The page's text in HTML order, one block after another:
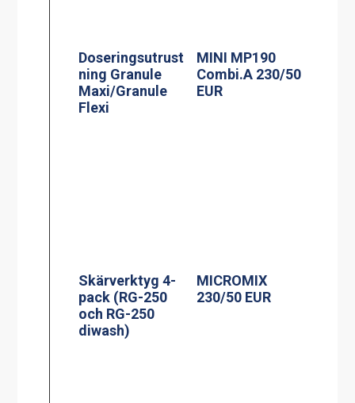
Doseringsutrust
ning Granule
Maxi/Granule
Flexi
MINI MP190
Combi.A 230/50
EUR
Skärverktyg 4-
pack (RG-250
och RG-250
diwash)
MICROMIX
230/50 EUR